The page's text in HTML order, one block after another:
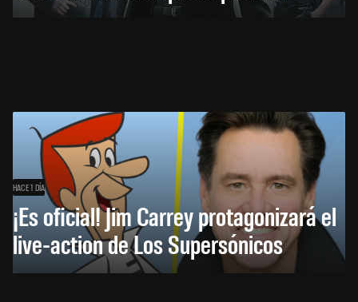
HACE 1 DÍA
¡Es oficial! Jim Carrey protagonizará el
live-action de Los Supersónicos